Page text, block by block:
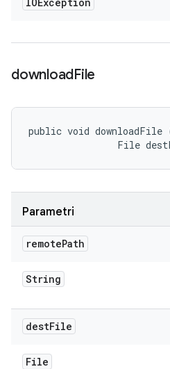
downloadFile
public void downloadFile
File
Parametri
remotePath
String
destFile
File